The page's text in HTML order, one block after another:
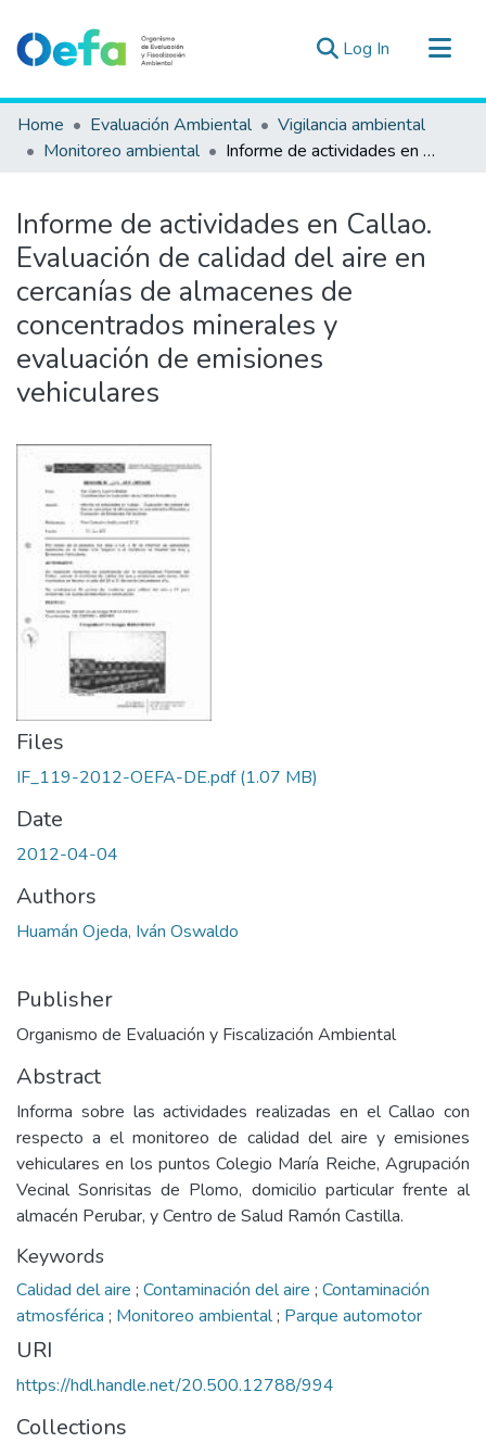
Log In (current)
Communities & Collections
All of DSpace
Estad. Externas
Guias ▾
Home Evaluación Ambiental
Vigilancia ambiental
Monitoreo ambiental
Informe de actividades en Callao. Evaluación de calidad del aire en cercanías de almacenes de concentrados minerales y evaluación de emisiones vehiculares
Informe de actividades en Callao.
Evaluación de calidad del aire en
cercanías de almacenes de
concentrados minerales y
evaluación de emisiones
vehiculares
Files
IF_119-2012-OEFA-DE.pdf(1.07 MB)
Date
2012-04-04
Authors
Huamán Ojeda, Iván Oswaldo
Publisher
Organismo de Evaluación y Fiscalización Ambiental
Abstract
Informa sobre las actividades realizadas en el Callao con
respecto a el monitoreo de calidad del aire y emisiones
vehiculares en los puntos Colegio María Reiche, Agrupación
Vecinal Sonrisitas de Plomo, domicilio particular frente al
almacén Perubar, y Centro de Salud Ramón Castilla.
Keywords
Calidad del aire ; Contaminación del aire ; Contaminación
atmosférica ; Monitoreo ambiental; Parque automotor
URI
https://hdl.handle.net/20.500.12788/994
Collections